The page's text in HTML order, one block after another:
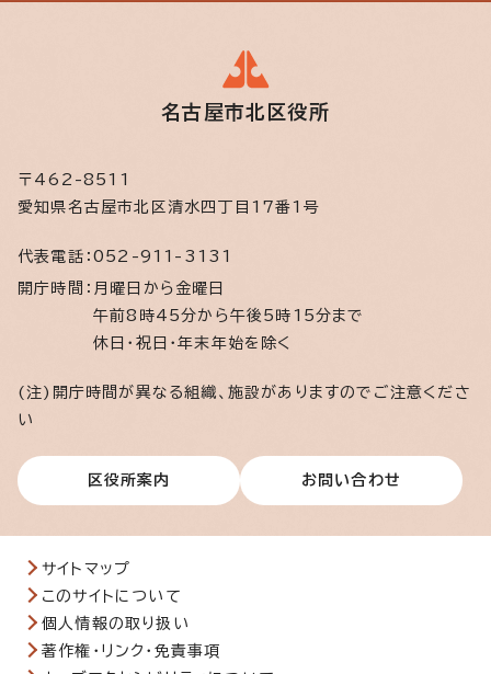
名古屋市北区役所
〒462-8511
愛知県名古屋市北区清水四丁目17番1号
代表電話： 052-911-3131
開庁時間： 月曜日から金曜日
午前8時45分から午後5時15分まで
休日・祝日・年末年始を除く
(注)開庁時間が異なる組織、施設がありますのでご注意くださ
い
区役所案内 お問い合わせ
サイトマップ
このサイトについて
個人情報の取り扱い
著作権・リンク・免責事項